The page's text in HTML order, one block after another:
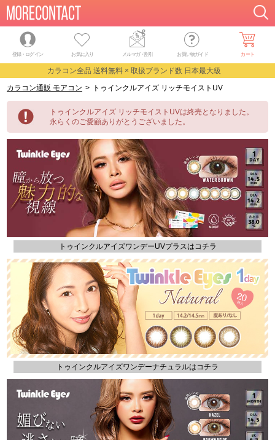
登録・ログイン お気に入り メルマガ・割引 お買い物ガイド カート
カラコン全品 送料無料 × 取扱ブランド数 日本最大級
カラコン通販 モアコン > トゥインクルアイズ リッチモイストUV
トゥインクルアイズ リッチモイストUVは終売となりました。
永らくのご愛顧ありがとうございました。
トゥインクルアイズワンデーUVプラスはコチラ
トゥインクルアイズワンデーナチュラルはコチラ